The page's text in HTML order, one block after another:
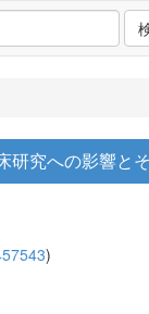
研究への影響と
)